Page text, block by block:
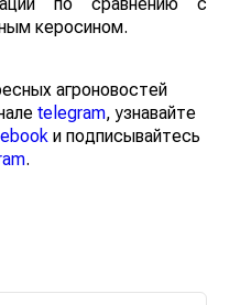
керосином.
агроновостей
telegram, узнавайте
и подписывайтесь
.